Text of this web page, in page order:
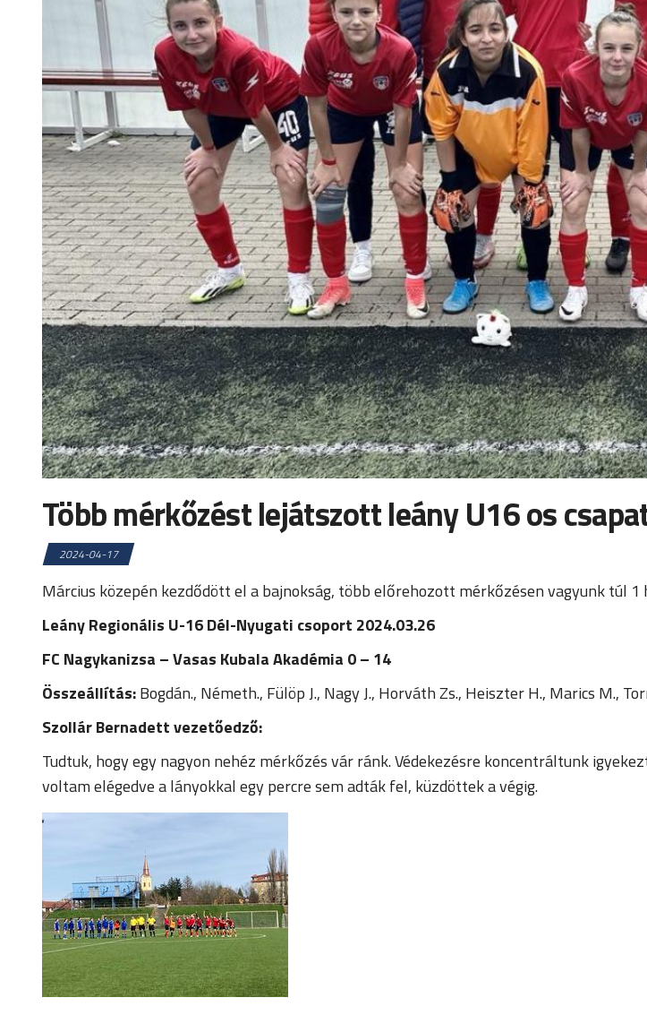
Több mérkőzést lejátszott leány U16 os
2024-04-17
Március közepén kezdődött el a bajnokság, több előrehozott mérkőzésen vagyunk túl
Leány Regionális U-16 Dél-Nyugati csoport 2024.03.26
FC Nagykanizsa – Vasas Kubala Akadémia 0 – 14
Összeállítás:Bogdán., Németh., Fülöp J., Nagy J., Horváth Zs., Heiszter H., Marics M.,
Szollár Bernadett vezetőedző:
Tudtuk, hogy egy nagyon nehéz mérkőzés vár ránk. Védekezésre koncentráltunk
voltam elégedve a lányokkal egy percre sem adták fel, küzdöttek a végig.